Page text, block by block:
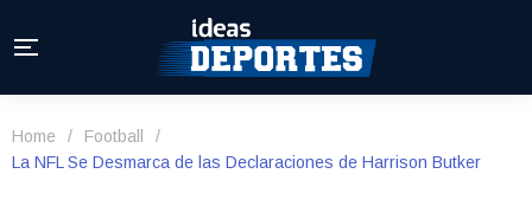
Home / Football
/
La NFL Se Desmarca de las Declaraciones de Harrison Butker